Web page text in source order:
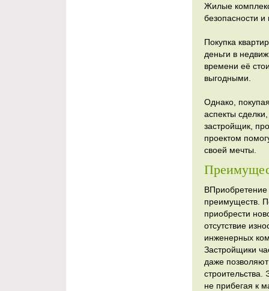
Жилые
безопасности
Покупка
деньги в
времени её
выгодными.
Однако,
аспекты
застройщик,
проектом
своей мечты.
ВПриобретение
преимуществ.
приобрести
отсутствие
инженерных
Застройщики
даже
строительства.
не прибегая к